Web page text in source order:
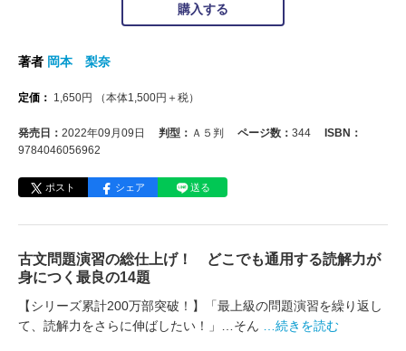
購入する
著者 岡本 梨奈
定価： 1,650円 （本体1,500円＋税）
発売日： 2022年09月09日 判型： Ａ５判 ページ数： 344
ISBN：
9784046056962
ポスト シェア 送る
古文問題演習の総仕上げ！ どこでも通用する読解力が
身につく最良の14題
【シリーズ累計200万部突破！】「最上級の問題演習を繰り返し
て、読解力をさらに伸ばしたい！」…そん
…続きを読む